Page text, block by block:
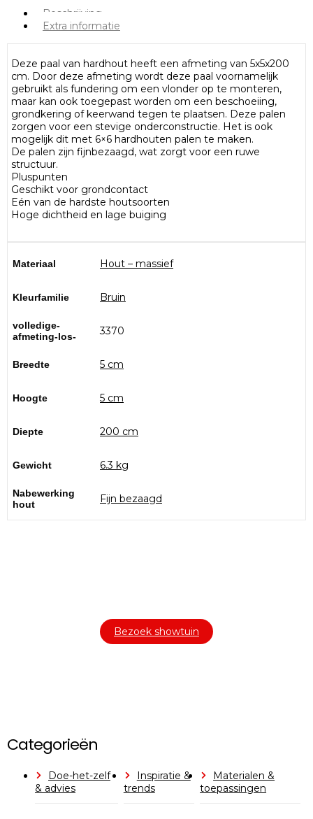
Beschrijving
Extra informatie
Deze paal van hardhout heeft een afmeting van 5x5x200
cm. Door deze afmeting wordt deze paal voornamelijk
gebruikt als fundering om een vlonder op te monteren,
maar kan ook toegepast worden om een beschoeiing,
grondkering of keerwand tegen te plaatsen. Deze palen
zorgen voor een stevige onderconstructie. Het is ook
mogelijk dit met 6×6 hardhouten palen te maken.
De palen zijn fijnbezaagd, wat zorgt voor een ruwe
structuur.
Pluspunten
Geschikt voor grondcontact
Eén van de hardste houtsoorten
Hoge dichtheid en lage buiging
Materiaal Hout – massief
Kleurfamilie Bruin
volledige-
afmeting-los-
3370
Breedte 5 cm
Hoogte 5 cm
Diepte 200 cm
Gewicht 6.3 kg
Nabewerking
hout
Fijn bezaagd
Bezoek showtuin
Categorieën
Doe-het-zelf
& advies
Inspiratie &
trends
Materialen &
toepassingen